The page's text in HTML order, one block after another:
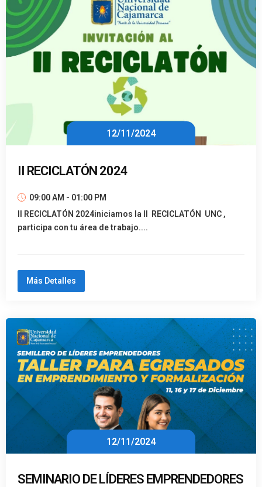
12/11/2024
II RECICLATÓN 2024
09:00 AM - 01:00 PM
II RECICLATÓN 2024iniciamos la II RECICLATÓN UNC ,
participa con tu área de trabajo....
Más Detalles
12/11/2024
SEMINARIO DE LÍDERES EMPRENDEDORES